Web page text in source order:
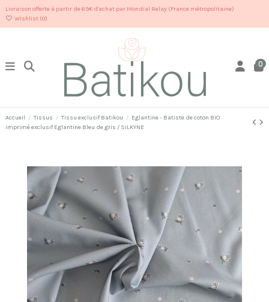
Livraison offerte à partir de 69€ d'achat par Mondial Relay (France métropolitaine)
Wishlist (0)
0
Accueil Tissus Tissu exclusif Batikou
Eglantine - Batiste de coton BIO
imprimé exclusif Eglantine Bleu de gris / SILKYNE